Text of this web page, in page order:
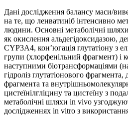
Дані дослідження балансу маси/
на те, що ленватиніб інтенсивно
людини. Основні метаболічні
як окислення альдегідоксидазою,
CYP3A4, кон’югація глутатіону з
групи (хлорфенільний фрагмент) і
наступними біотрансформаціями
гідроліз глутатіонового фрагмента,
фрагмента та
цистеїнілгліцину та цистеїну з
метаболічні шляхи in vivo
дослідженнях in vitro з